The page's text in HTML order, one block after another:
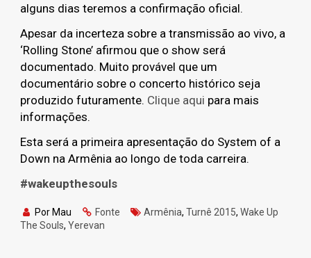
alguns dias teremos a confirmação oficial.
Apesar da incerteza sobre a transmissão ao vivo, a
‘Rolling Stone’ afirmou que o show será
documentado. Muito provável que um
documentário sobre o concerto histórico seja
produzido futuramente. Clique aqui para mais
informações.
Esta será a primeira apresentação do System of a
Down na Armênia ao longo de toda carreira.
#wakeupthesouls
Por Mau Fonte Armênia, Turnê 2015, Wake Up
The Souls, Yerevan